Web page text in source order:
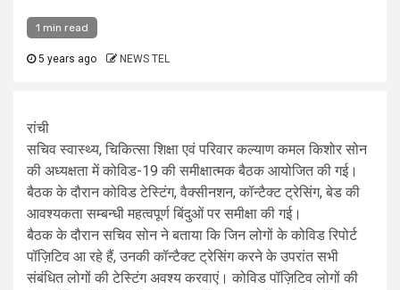
1 min read
5 years ago NEWS TEL
रांची
सचिव स्वास्थ्य, चिकित्सा शिक्षा एवं परिवार कल्याण कमल किशोर सोन
की अध्यक्षता में कोविड-19 की समीक्षात्मक बैठक आयोजित की गई।
बैठक के दौरान कोविड टेस्टिंग, वैक्सीनशन, कॉन्टैक्ट ट्रेसिंग, बेड की
आवश्यकता सम्बन्धी महत्वपूर्ण बिंदुओं पर समीक्षा की गई।
बैठक के दौरान सचिव सोन ने बताया कि जिन लोगों के कोविड रिपोर्ट
पॉज़िटिव आ रहे हैं, उनकी कॉन्टैक्ट ट्रेसिंग करने के उपरांत सभी
संबंधित लोगों की टेस्टिंग अवश्य करवाएं। कोविड पॉज़िटिव लोगों की